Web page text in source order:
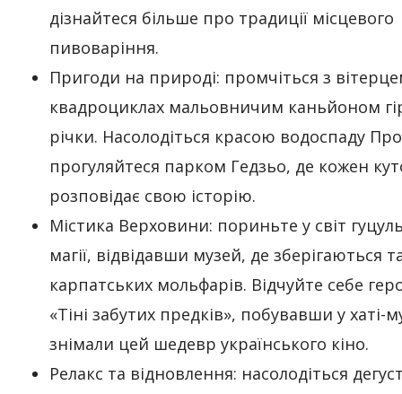
дізнайтеся більше про традиції місцевого
пивоваріння.
Пригоди на природі: промчіться з
квадроциклах мальовничим каньйоном
річки. Насолодіться красою водоспаду
прогуляйтеся парком Гедзьо, де кожен
розповідає свою історію.
Містика Верховини: пориньте у світ
магії, відвідавши музей, де зберігаються
карпатських мольфарів. Відчуйте себе
«Тіні забутих предків», побувавши у хаті-
знімали цей шедевр українського кіно.
Релакс та відновлення: насолодіться